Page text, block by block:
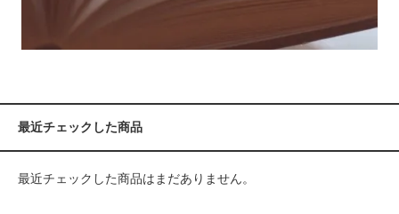
最近チェックした商品
最近チェックした商品はまだありません。